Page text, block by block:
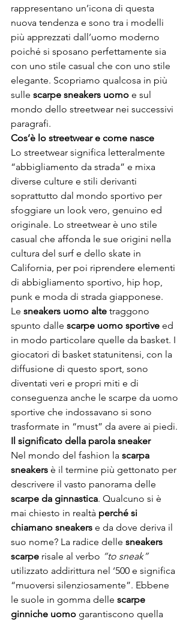
rappresentano un’icona di questa
nuova tendenza e sono tra i modelli
più apprezzati dall’uomo moderno
poiché si sposano perfettamente sia
con uno stile casual che con uno stile
elegante. Scopriamo qualcosa in più
sulle scarpe sneakers uomo e sul
mondo dello streetwear nei successivi
paragrafi.
Cos’è lo streetwear e come nasce
Lo streetwear significa letteralmente
“abbigliamento da strada” e mixa
diverse culture e stili derivanti
soprattutto dal mondo sportivo per
sfoggiare un look vero, genuino ed
originale. Lo streetwear è uno stile
casual che affonda le sue origini nella
cultura del surf e dello skate in
California, per poi riprendere elementi
di abbigliamento sportivo, hip hop,
punk e moda di strada giapponese.
Le sneakers uomo alte traggono
spunto dalle scarpe uomo sportive ed
in modo particolare quelle da basket. I
giocatori di basket statunitensi, con la
diffusione di questo sport, sono
diventati veri e propri miti e di
conseguenza anche le scarpe da uomo
sportive che indossavano si sono
trasformate in “must” da avere ai piedi.
Il significato della parola sneaker
Nel mondo del fashion la scarpa
sneakers è il termine più gettonato per
descrivere il vasto panorama delle
scarpe da ginnastica. Qualcuno si è
mai chiesto in realtà perché si
chiamano sneakers e da dove deriva il
suo nome? La radice delle sneakers
scarpe risale al verbo “to sneak”
utilizzato addirittura nel ‘500 e significa
“muoversi silenziosamente”. Ebbene
le suole in gomma delle scarpe
ginniche uomo garantiscono quella